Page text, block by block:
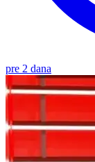
pre 2 dana